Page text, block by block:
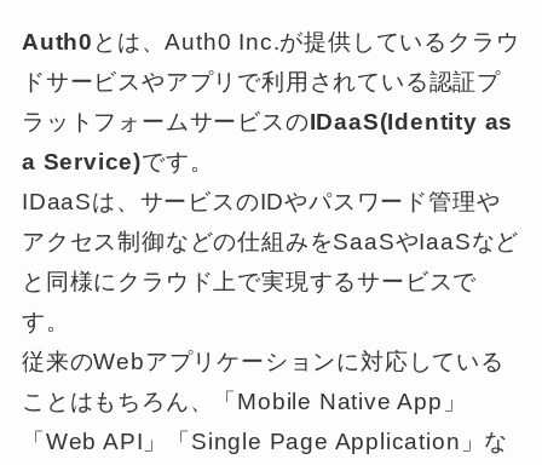
Auth0 とは、Auth0 Inc.が提供しているクラウ
ドサービスやアプリで利用されている認証プ
ラットフォームサービスのIDaaS(Identity as
a Service)です。
IDaaSは、サービスのIDやパスワード管理や
アクセス制御などの仕組みをSaaSやIaaSなど
と同様にクラウド上で実現するサービスで
す。
従来のWebアプリケーションに対応している
ことはもちろん、「Mobile Native App」
「Web API」「Single Page Application」な